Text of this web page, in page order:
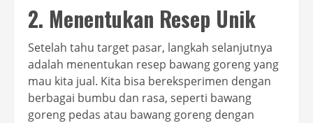
2. Menentukan Resep Unik
Setelah tahu target pasar, langkah selanjutnya
adalah menentukan resep bawang goreng yang
mau kita jual. Kita bisa bereksperimen dengan
berbagai bumbu dan rasa, seperti bawang
goreng pedas atau bawang goreng dengan